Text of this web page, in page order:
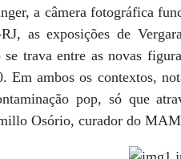
a câmera fotográfica
as exposições de
trava entre as novas
Em ambos os contextos,
pop, só que
Osório, curador do